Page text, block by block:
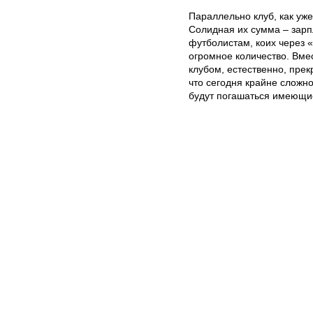
Параллельно клуб, как
Солидная их сумма –
футболистам, коих через
огромное количество.
клубом, естественно,
что сегодня крайне
будут погашаться